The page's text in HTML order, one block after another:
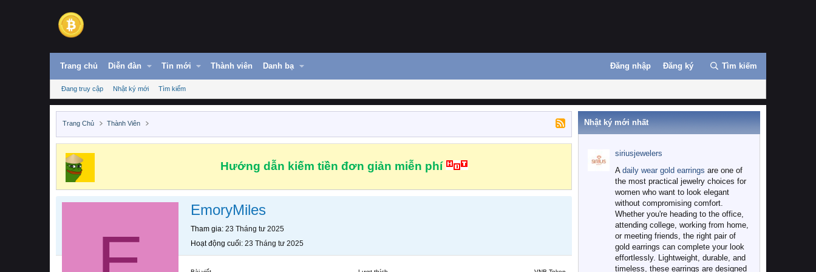
Trang chủ Diễn đàn Tin mới Thành viên Danh bạ Đăng nhập Đăng ký Tìm kiếm
Đang truy cập Nhật ký mới Tìm kiếm
Trang Chủ Thành Viên
Hướng dẫn kiếm tiền đơn giản miễn phí
EmoryMiles
Tham gia 23 Tháng tư 2025
Hoạt động cuối 23 Tháng tư 2025
Nhật ký mới nhất
siriusjewelers
A daily wear gold earrings are one of
the most practical jewelry choices for
women who want to look elegant
without compromising comfort.
Whether you're heading to the office,
attending college, working from home,
or meeting friends, the right pair of
gold earrings can complete your look
effortlessly. Lightweight, durable, and
timeless, these earrings are designed